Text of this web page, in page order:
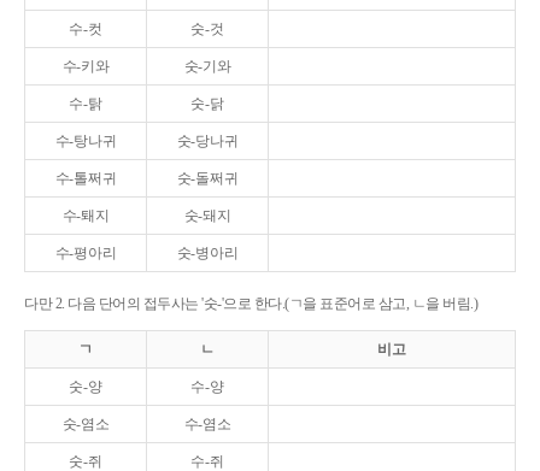
수-컷 숫-것
수-키와 숫-기와
수-탉 숫-닭
수-탕나귀 숫-당나귀
수-톨쩌귀 숫-돌쩌귀
수-퇘지 숫-돼지
수-평아리 숫-병아리
다만 2. 다음 단어의 접두사는 '숫-'으로 한다.(ㄱ을 표준어로 삼고, ㄴ을 버림.)
ㄱ ㄴ 비고
숫-양 수-양
숫-염소 수-염소
숫-쥐 수-쥐